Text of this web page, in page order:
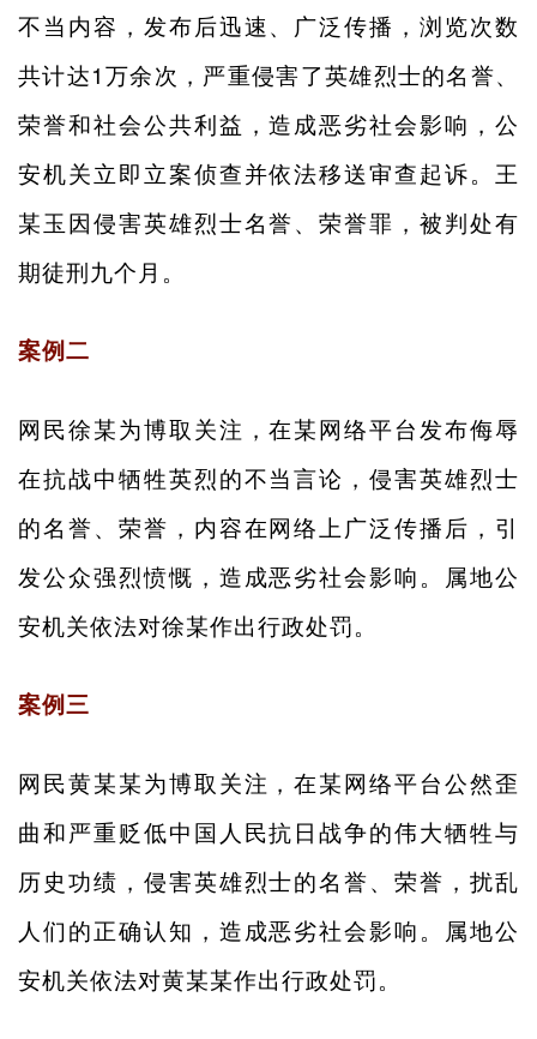
不当内容，发布后迅速、广泛传播，浏览次数
共计达1万余次，严重侵害了英雄烈士的名誉、
荣誉和社会公共利益，造成恶劣社会影响，公
安机关立即立案侦查并依法移送审查起诉。王
某玉因侵害英雄烈士名誉、荣誉罪，被判处有
期徒刑九个月。
案例二
网民徐某为博取关注，在某网络平台发布侮辱
在抗战中牺牲英烈的不当言论，侵害英雄烈士
的名誉、荣誉，内容在网络上广泛传播后，引
发公众强烈愤慨，造成恶劣社会影响。属地公
安机关依法对徐某作出行政处罚。
案例三
网民黄某某为博取关注，在某网络平台公然歪
曲和严重贬低中国人民抗日战争的伟大牺牲与
历史功绩，侵害英雄烈士的名誉、荣誉，扰乱
人们的正确认知，造成恶劣社会影响。属地公
安机关依法对黄某某作出行政处罚。